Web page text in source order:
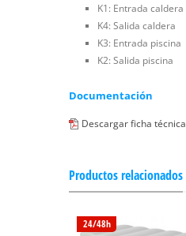
K1: Entrada caldera
K4: Salida caldera
K3: Entrada piscina
K2: Salida piscina
Documentación
Descargar ficha técnica
Productos relacionados
24/48h